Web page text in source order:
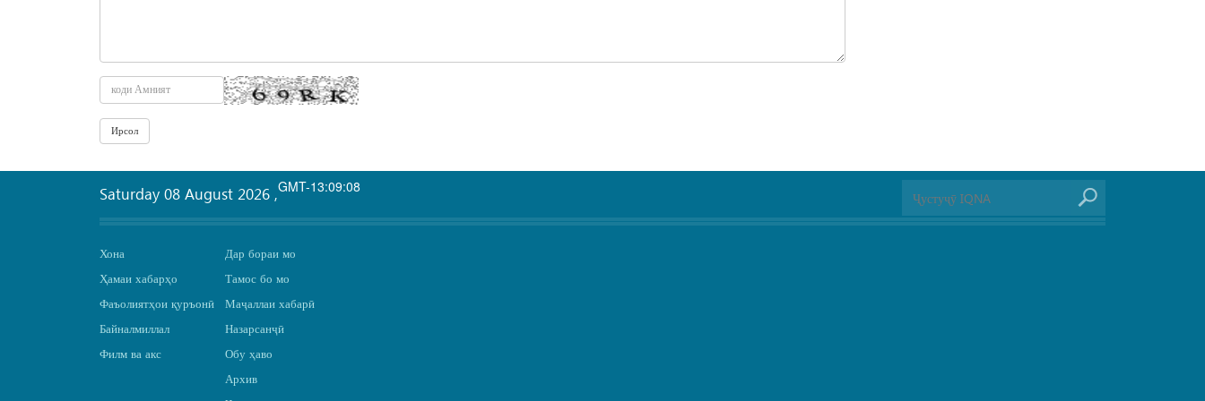
GMT-13:09:08
Saturday 08 August 2026 ,
Хона
Ҳамаи хабарҳо
Фаъолиятҳои қуръонӣ
Байналмиллал
Филм ва акс
Дар бораи мо
Тамос бо мо
Маҷаллаи хабарӣ
Назарсанҷӣ
Обу ҳаво
Архив